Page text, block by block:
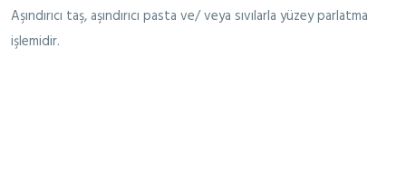
Aşındırıcı taş, aşındırıcı pasta ve/ veya sıvılarla yüzey parlatma
işlemidir.